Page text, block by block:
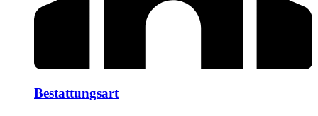
Bestattungsart